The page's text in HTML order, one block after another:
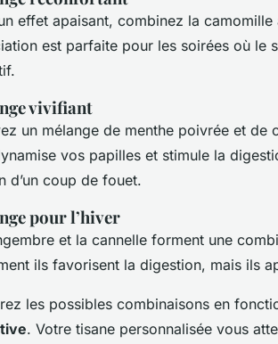
effet apaisant, combinez la
est parfaite pour les soirées où le
vivifiant
un mélange de menthe poivrée et
vos papilles et stimule la
d’un coup de fouet.
pour l’hiver
et la cannelle forment une
ils favorisent la digestion, mais ils
les possibles combinaisons en
. Votre tisane personnalisée vous